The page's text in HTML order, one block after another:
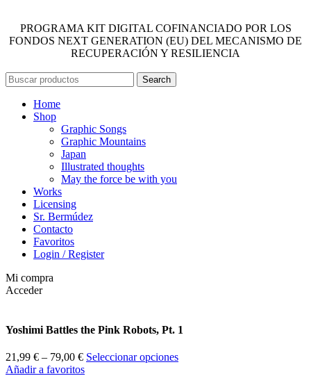
PROGRAMA KIT DIGITAL COFINANCIADO POR LOS
FONDOS NEXT GENERATION (EU) DEL MECANISMO DE
RECUPERACIÓN Y RESILIENCIA
Search
Home
Shop
Graphic Songs
Graphic Mountains
Japan
Illustrated thoughts
May the force be with you
Works
Licensing
Sr. Bermúdez
Contacto
Favoritos
Login / Register
Mi compra
Acceder
Yoshimi Battles the Pink Robots, Pt. 1
21,99 € – 79,00 € Seleccionar opciones
Añadir a favoritos